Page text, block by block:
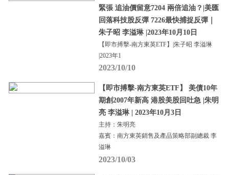
緊張 追油價留意7204 兩倍追油？|美匯
回落科技股反彈 7226最快捕捉反彈｜
朱子昭 李溢琳 |2023年10月10日
【即市搏擊-南方東英ETF】|朱子昭 李溢琳
|2023年1
2023/10/10
【即市搏擊-南方東英ETF】 美債10年
期創2007年新高 港股美股回吐急 |朱明
亮 李溢琳 | 2023年10月3日
主持：朱明亮
嘉賓：南方東英銷售及產品策略部副總裁 李
溢琳
2023/10/03